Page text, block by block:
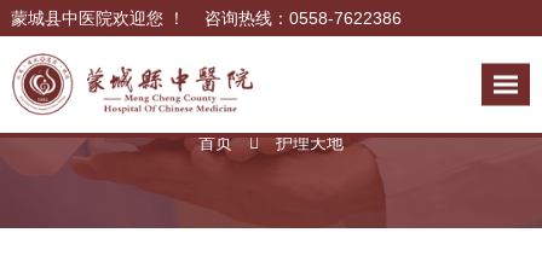
蒙城县中医院欢迎您 ！ 咨询热线：0558-7622386
护理天地
首页 护理天地